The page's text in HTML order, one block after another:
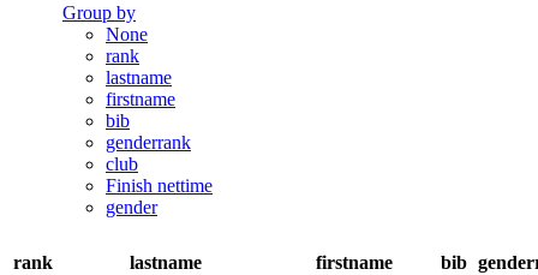
Group by
None
rank
lastname
firstname
bib
genderrank
club
Finish nettime
gender
rank lastname firstname bib